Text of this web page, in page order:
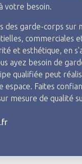
votre besoin.
des garde-corps sur
commerciales
et esthétique, en
ayez besoin de
qualifiée peut
espace. Faites
mesure de qualité